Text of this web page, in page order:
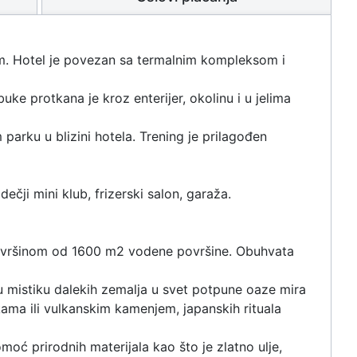
Hotel je povezan sa termalnim kompleksom i
protkana je kroz enterijer, okolinu i u jelima
u blizini hotela. Trening je prilagođen
mini klub, frizerski salon, garaža.
od 1600 m2 vodene površine. Obuhvata
dalekih zemalja u svet potpune oaze mira
ili vulkanskim kamenjem, japanskih rituala
prirodnih materijala kao što je zlatno ulje,